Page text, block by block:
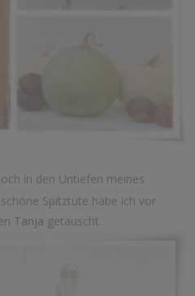
in den Untiefen meines
Spitztüte habe ich vor
Tanja getauscht.